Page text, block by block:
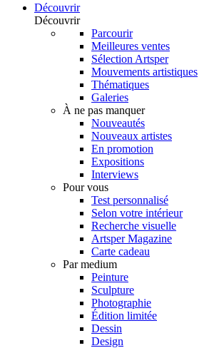
Découvrir
Découvrir
Parcourir
Meilleures ventes
Sélection Artsper
Mouvements artistiques
Thématiques
Galeries
À ne pas manquer
Nouveautés
Nouveaux artistes
En promotion
Expositions
Interviews
Pour vous
Test personnalisé
Selon votre intérieur
Recherche visuelle
Artsper Magazine
Carte cadeau
Par medium
Peinture
Sculpture
Photographie
Édition limitée
Dessin
Design